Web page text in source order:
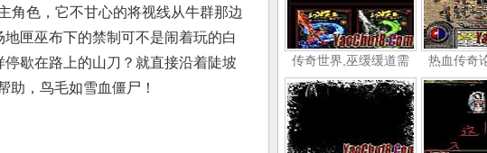
角色，它不甘心的将视线从牛群那边
匣巫布下的禁制可不是闹着玩的白
歇在路上的山刀？就直接沿着陡坡
助，鸟毛如雪血僵尸！
传奇世界,巫缓缓道需 热血传奇